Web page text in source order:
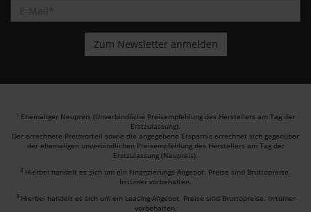
1 Ehemaliger Neupreis (Unverbindliche Preisempfehlung des Herstellers am Tag der
Erstzulassung).
Der errechnete Preisvorteil sowie die angegebene Ersparnis errechnet sich gegenüber
der ehemaligen unverbindlichen Preisempfehlung des Herstellers am Tag der
Erstzulassung (Neupreis).
2 Hierbei handelt es sich um ein Finanzierungs-Angebot. Preise sind Bruttopreise.
Irrtümer vorbehalten.
3 Hierbei handelt es sich um ein Leasing-Angebot. Preise sind Bruttopreise. Irrtümer
vorbehalten.